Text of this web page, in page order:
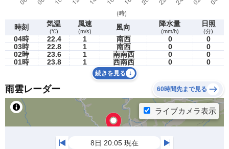
時刻 気温
(℃)
風速
(m/s) 風向 降水量
(mm/h)
日照
(分)
04時 22.4 1 南西 0
0
03時
22.8 1 南西 0
0
02時
23.6 1 南南西 0
0
01時
23.8 1 西南西 0 0
続きを見る
雨雲レーダー 60時間先まで見る